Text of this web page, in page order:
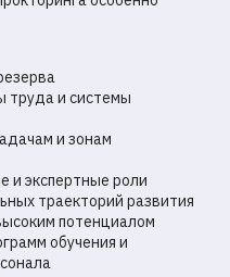
труда и системы
и зонам
и экспертные роли
траекторий развития
потенциалом
обучения и